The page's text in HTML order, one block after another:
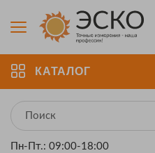
КАТАЛОГ
Пн-Пт.: 09:00-18:00